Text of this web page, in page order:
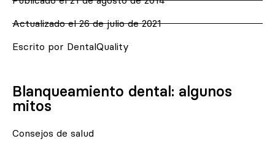
Actualizado el 26 de julio de 2021
Escrito por DentalQuality
Blanqueamiento dental: algunos
mitos
Consejos de salud